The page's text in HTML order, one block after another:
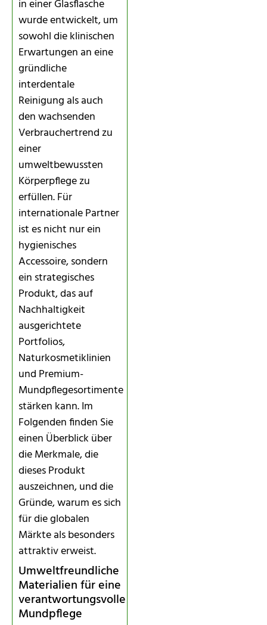
in einer Glasflasche
wurde entwickelt, um
sowohl die klinischen
Erwartungen an eine
gründliche
interdentale
Reinigung als auch
den wachsenden
Verbrauchertrend zu
einer
umweltbewussten
Körperpflege zu
erfüllen. Für
internationale Partner
ist es nicht nur ein
hygienisches
Accessoire, sondern
ein strategisches
Produkt, das auf
Nachhaltigkeit
ausgerichtete
Portfolios,
Naturkosmetiklinien
und Premium-
Mundpflegesortimente
stärken kann. Im
Folgenden finden Sie
einen Überblick über
die Merkmale, die
dieses Produkt
auszeichnen, und die
Gründe, warum es sich
für die globalen
Märkte als besonders
attraktiv erweist.
Umweltfreundliche
Materialien für eine
verantwortungsvolle
Mundpflege